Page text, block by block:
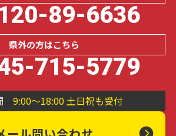
89-6636
県外の方はこちら
715-5779
9:00～18:00 土日祝も受付